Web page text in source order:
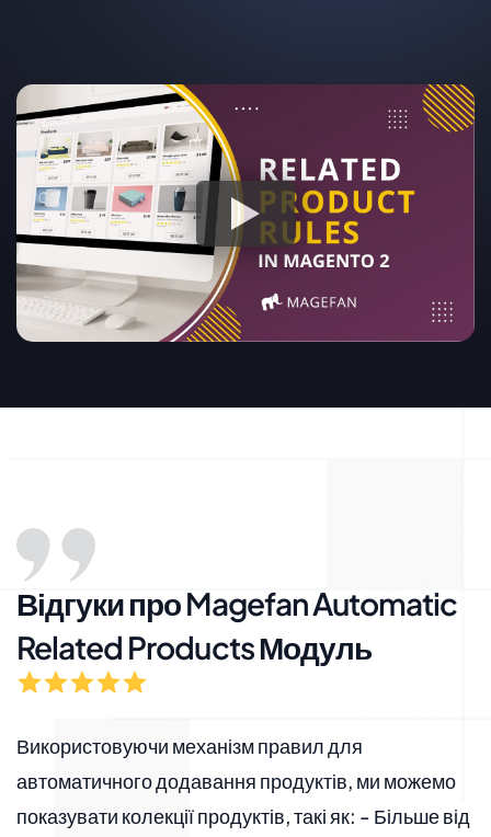
Відгуки про Magefan Automatic
Related Products Модуль
Використовуючи механізм правил для
автоматичного додавання продуктів, ми можемо
показувати колекції продуктів, такі як: - Більше від